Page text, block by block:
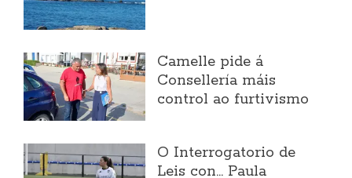
Camelle pide á
Consellería máis
control ao furtivismo
O Interrogatorio de
Leis con... Paula